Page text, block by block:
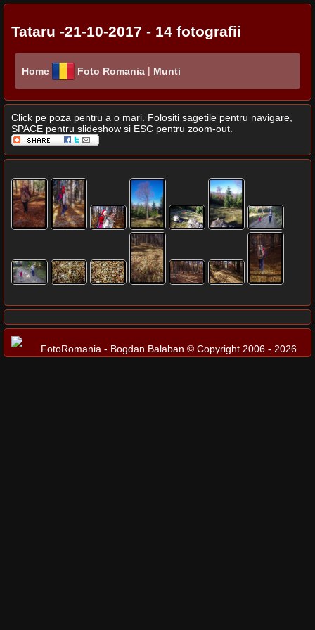
Tataru -21-10-2017 - 14 fotografii
Home Foto Romania | Munti
Click pe poza pentru a o mari. Folositi sagetile pentru navigare,
SPACE pentru slideshow si ESC pentru zoom-out.
FotoRomania - Bogdan Balaban © Copyright 2006 - 2026